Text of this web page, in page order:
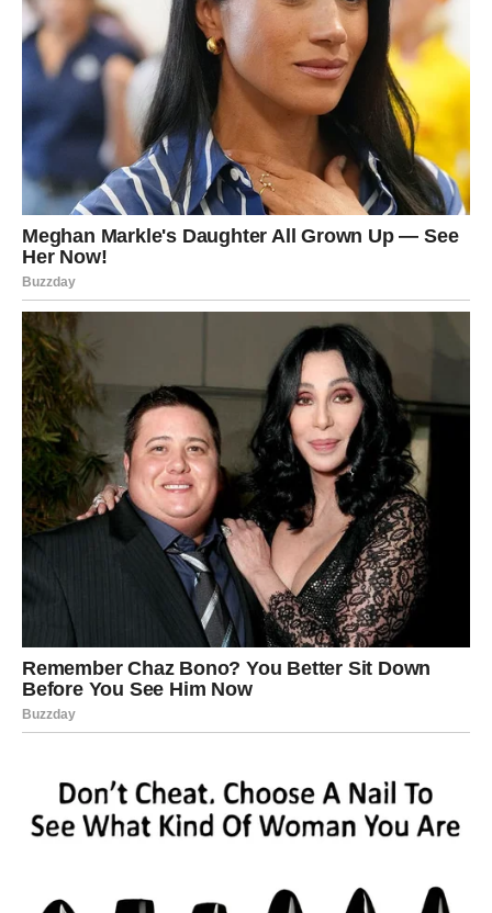
Ali istina je često mnogo bolnija.
Onaj čovjek sa početka priče vrlo često nije bio njegovo
pravo lice.
To je bila slika koju je stvorio kako bi osvojio tvoje srce.
Zato toliko žena godinama čeka da se vrati osoba koja
zapravo nikada nije ni postojala.
Dok čekaju njegovu promjenu, prolaze godine.
Godine pune suza, razočaranja, nesigurnosti i osjećaja da
nikada nisu dovoljno dobre.
Godine tokom kojih zaboravljaju svoje snove, zanemaruju
svoje potrebe i stavljaju sebe na posljednje mjesto.
A nijedna ljubav ne bi smjela da traži od žene da izgubi
samu sebe.
Ljubav ne bi smjela da te natjera da stalno hodaš na
prstima kako nekoga ne bi naljutila.
Ljubav ne bi smjela da te tjera da sumnjaš u vlastitu
vrijednost.
Ljubav ne bi smjela da bude izvor tvog najvećeg bola.
Prava ljubav donosi mir čak i onda kada postoje problemi.
Prava ljubav ne ponižava, ne manipuliše i ne koristi